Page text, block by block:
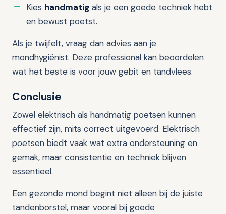
Kies handmatig als je een goede techniek hebt
en bewust poetst.
Als je twijfelt, vraag dan advies aan je
mondhygiënist. Deze professional kan beoordelen
wat het beste is voor jouw gebit en tandvlees.
Conclusie
Zowel elektrisch als handmatig poetsen kunnen
effectief zijn, mits correct uitgevoerd. Elektrisch
poetsen biedt vaak wat extra ondersteuning en
gemak, maar consistentie en techniek blijven
essentieel.
Een gezonde mond begint niet alleen bij de juiste
tandenborstel, maar vooral bij goede